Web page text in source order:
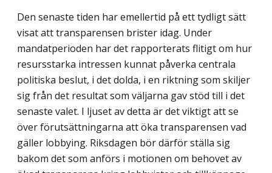
Den senaste tiden har emellertid på ett tydligt sätt
visat att transparensen brister idag. Under
mandatperioden har det rapporterats flitigt om hur
resursstarka intressen kunnat påverka centrala
politiska beslut, i det dolda, i en riktning som skiljer
sig från det resultat som väljarna gav stöd till i det
senaste valet. I ljuset av detta är det viktigt att se
över förutsättningarna att öka transparensen vad
gäller lobbying. Riksdagen bör därför ställa sig
bakom det som anförs i motionen om behovet av